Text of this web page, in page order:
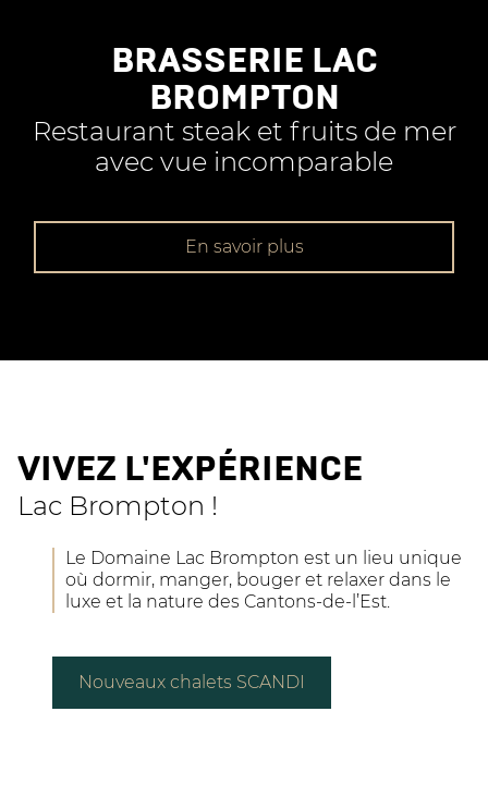
BRASSERIE LAC
BROMPTON
Restaurant steak et fruits de mer
avec vue incomparable
En savoir plus
VIVEZ L'EXPÉRIENCE
Lac Brompton !
Le Domaine Lac Brompton est un lieu unique
où dormir, manger, bouger et relaxer dans le
luxe et la nature des Cantons-de-l’Est.
Nouveaux chalets SCANDI